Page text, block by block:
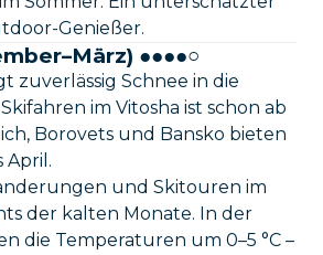
Genießer.
●●●●○
zuverlässig Schnee in die
im Vitosha ist schon ab
Borovets und Bansko bieten
April.
und Skitouren im
der kalten Monate. In der
die Temperaturen um 0–5 °C –